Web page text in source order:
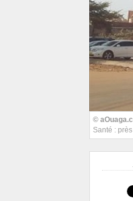
©
Santé :